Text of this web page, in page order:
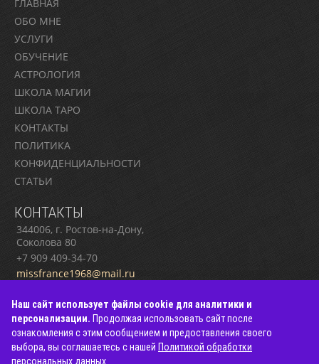
ГЛАВНАЯ
ОБО МНЕ
УСЛУГИ
ОБУЧЕНИЕ
АСТРОЛОГИЯ
ШКОЛА МАГИИ
ШКОЛА ТАРО
КОНТАКТЫ
ПОЛИТИКА
КОНФИДЕНЦИАЛЬНОСТИ
СТАТЬИ
КОНТАКТЫ
344006, г. Ростов-на-Дону,
Соколова 80
+7 909 409-34-70
missfrance1968@mail.ru
Наш сайт использует файлы cookie для аналитики и
персонализации. Продолжая использовать сайт после
ознакомления с этим сообщением и предоставления своего
выбора, вы соглашаетесь с нашей Политикой обработки
персональных данных